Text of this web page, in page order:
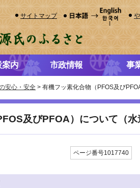
サイトマップ
案内 市政情報 事
安心・安全 > 有機フッ素化合物（PFOS及び
及びPFOA）について（
ページ番号1017740